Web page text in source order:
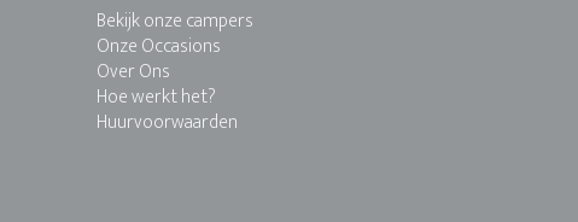
Bekijk onze campers
Onze Occasions
Over Ons
Hoe werkt het?
Huurvoorwaarden